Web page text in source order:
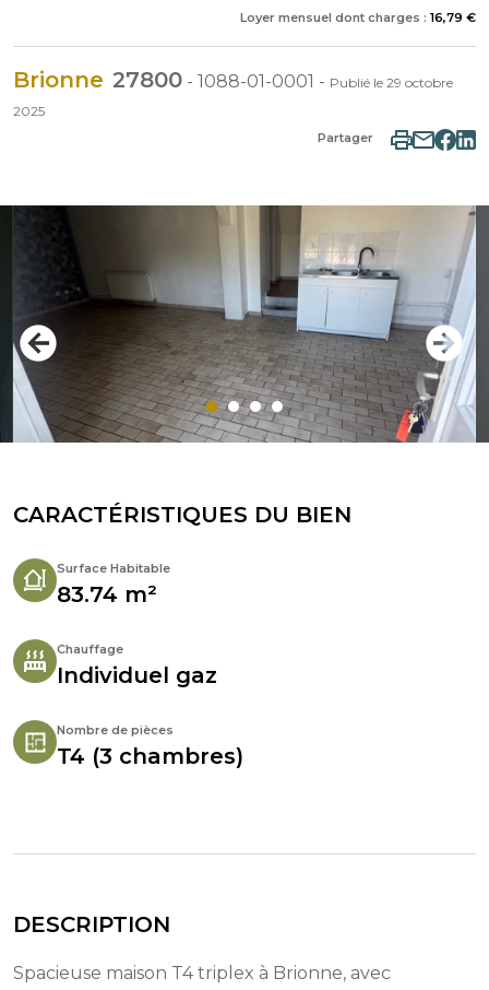
Loyer mensuel dont charges : 16,79 €
Brionne 27800 - 1088-01-0001 - Publié le 29 octobre
2025
Partager
CARACTÉRISTIQUES DU BIEN
Surface Habitable
83.74 m²
Chauffage
Individuel gaz
Nombre de pièces
T4 (3 chambres)
DESCRIPTION
Spacieuse maison T4 triplex à Brionne, avec